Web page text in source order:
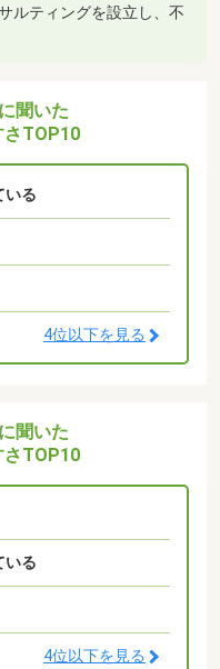
ルティングを設立し、不
聞いた
さTOP10
いる
4位以下を見る
聞いた
さTOP10
いる
4位以下を見る